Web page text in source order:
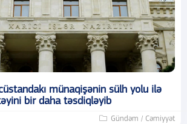
münaqişənin sülh yolu ilə
bir daha təsdiqləyib
Gündəm / Cəmiyyət